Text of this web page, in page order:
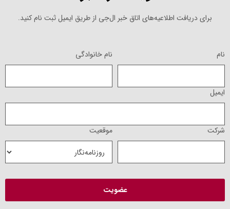
برای دریافت اطلاعیه‌های اتاق خبر ال‌جی از طریق ایمیل ثبت نام کنید.
نام نام خانوادگی
ایمیل
شرکت موقعیت